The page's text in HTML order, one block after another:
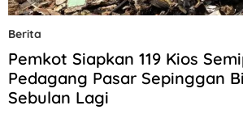
Berita
Pemkot Siapkan 119 Kios
Pedagang Pasar Sepinggan
Sebulan Lagi